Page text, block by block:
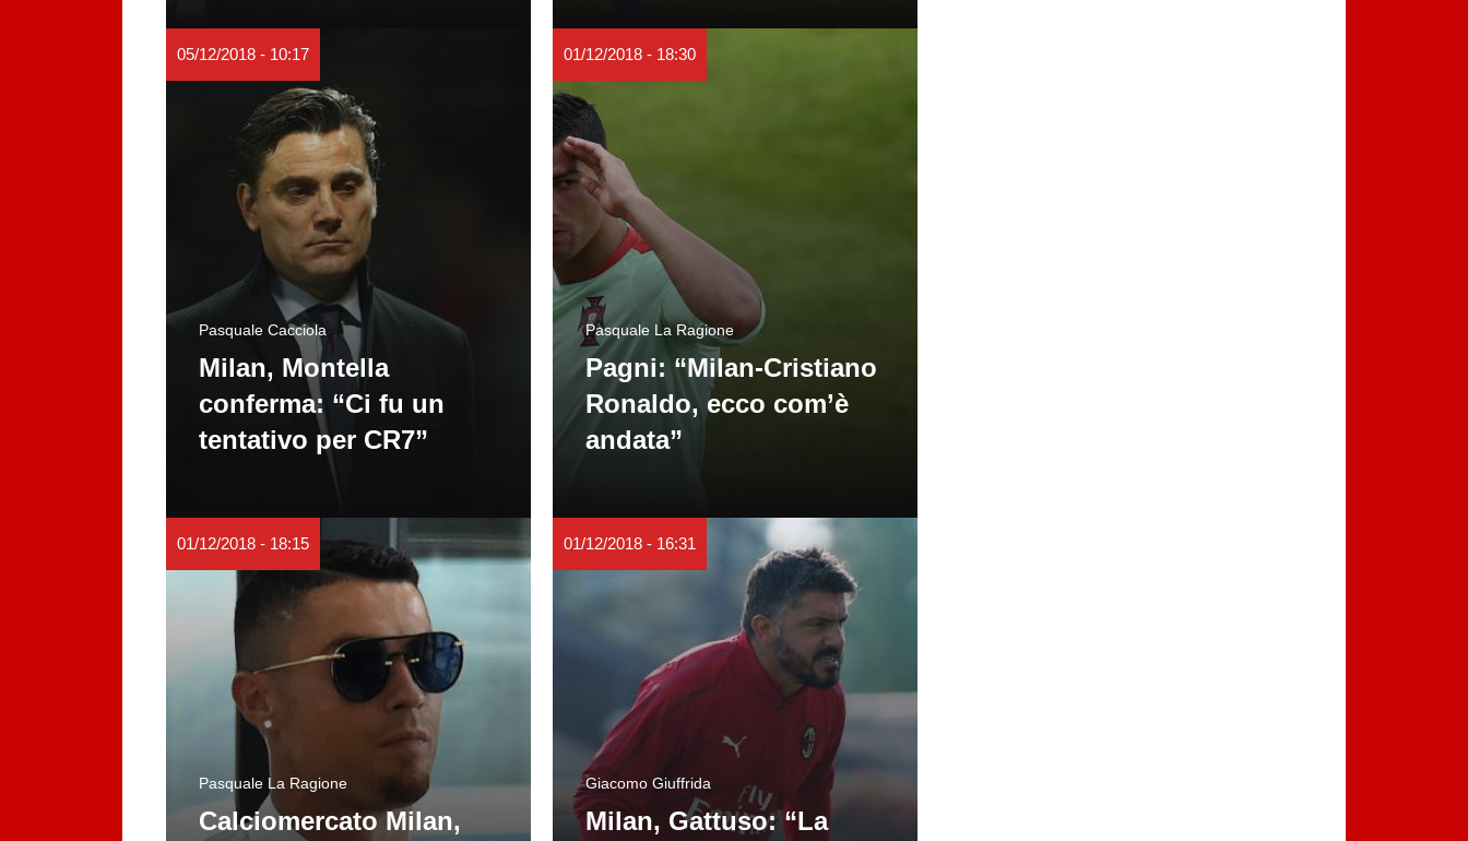
05/12/2018 - 10:17
Pasquale Cacciola
Milan, Montella
conferma: “Ci fu un
tentativo per CR7”
01/12/2018 - 18:30
Pasquale La Ragione
Pagni: “Milan-Cristiano
Ronaldo, ecco com’è
andata”
01/12/2018 - 18:15
Pasquale La Ragione
Calciomercato Milan,
01/12/2018 - 16:31
Giacomo Giuffrida
Milan, Gattuso: “La